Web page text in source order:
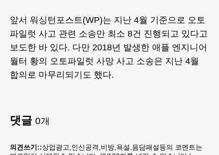
앞서 워싱턴포스트(WP)는 지난 4월 기준으로 오토
파일럿 사고 관련 소송만 최소 8건 진행되고 있다고
보도한 바 있다. 다만 2018년 발생한 애플 엔지니어
월터 황의 오토파일럿 사망 사고 소송은 지난 4월
합의로 마무리되기도 했다.
댓글 0개
의견쓰기::상업광고,인신공격,비방,욕설,음담패설등의 코멘트는